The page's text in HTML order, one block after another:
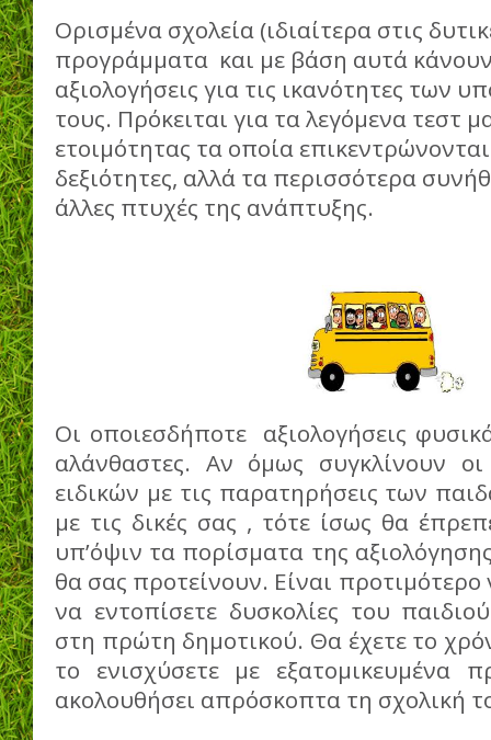
Ορισμένα σχολεία (ιδιαίτερα στις
προγράμματα και με βάση αυτά κάνουν
αξιολογήσεις για τις ικανότητες των
τους. Πρόκειται για τα λεγόμενα τεστ
ετοιμότητας τα οποία
δεξιότητες, αλλά τα περισσότερα
άλλες πτυχές της ανάπτυξης.
Οι οποιεσδήποτε αξιολογήσεις
αλάνθαστες. Αν όμως συγκλίνουν
ειδικών με τις παρατηρήσεις των
με τις δικές σας , τότε ίσως θα
υπ’όψιν τα πορίσματα της
θα σας προτείνουν. Είναι
να εντοπίσετε δυσκολίες του
στη πρώτη δημοτικού. Θα έχετε το
το ενισχύσετε με εξατομικευμένα
ακολουθήσει απρόσκοπτα τη σχολική